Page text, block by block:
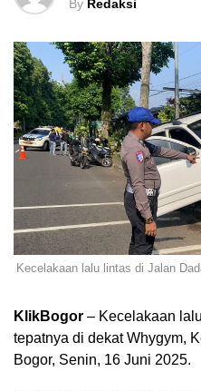
By Redaksi
Kecelakaan lalu lintas di Jalan
KlikBogor – Kecelakaan
tepatnya di dekat Whygym,
Bogor, Senin, 16 Juni 2025.